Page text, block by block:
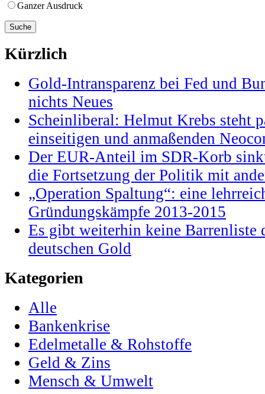
Ganzer Ausdruck
Kürzlich
Gold-Intransparenz bei Fed und
nichts Neues
Scheinliberal: Helmut Krebs steht
einseitigen und anmaßenden
Der EUR-Anteil im SDR-Korb
die Fortsetzung der Politik mit
„Operation Spaltung“: eine
Gründungskämpfe 2013-2015
Es gibt weiterhin keine Barrenliste
deutschen Gold
Kategorien
Alle
Bankenkrise
Edelmetalle & Rohstoffe
Geld & Zins
Mensch & Umwelt